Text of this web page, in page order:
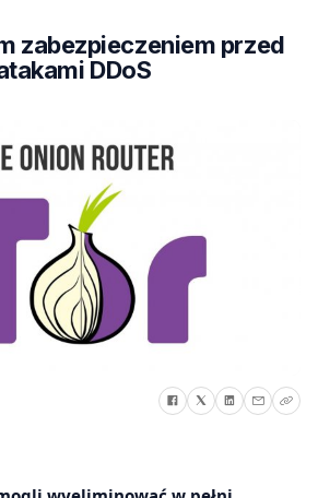
zabezpieczeniem przed
DDoS